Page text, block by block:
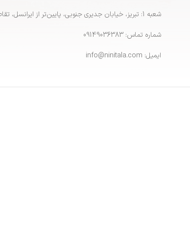
شعبه 1: تبریز، خیابان جدیری جنوبی، پایین‌تر از ایرانسل، تقاطع پاشایی
شماره تماس: 09149036383
ایمیل: info@ninitala.com